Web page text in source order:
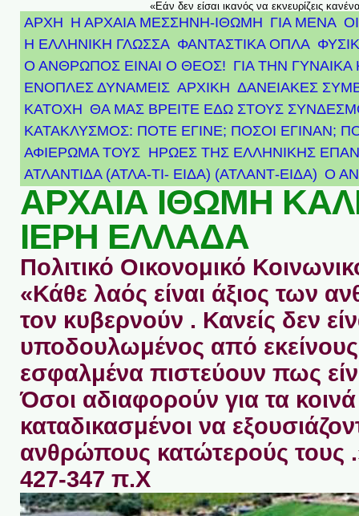
«Εάν δεν είσαι ικανός να εκνευρίζεις
ΑΡΧΗ Η ΑΡΧΑΙΑ ΜΕΣΣΗΝΗ-ΙΘΩΜΗ ΓΙΑ ΜΕΝΑ
Η ΕΛΛΗΝΙΚΗ ΓΛΩΣΣΑ ΦΑΝΤΑΣΤΙΚΑ ΟΠΛΑ
Ο ΑΝΘΡΩΠΟΣ ΕΙΝΑΙ Ο ΘΕΟΣ! ΓΙΑ ΤΗΝ ΓΥΝΑΙΚΑ
ΕΝΟΠΛΕΣ ΔΥΝΑΜΕΙΣ ΑΡΧΙΚΉ ΔΑΝΕΙΑΚΕΣ
ΚΑΤΟΧΗ ΘΑ ΜΑΣ ΒΡΕΙΤΕ ΕΔΩ ΣΤΟΥΣ
ΚΑΤΑΚΛΥΣΜΟΣ: ΠΟΤΕ ΕΓΙΝΕ; ΠΟΣΟΙ ΕΓΙΝΑΝ;
ΑΦΙΈΡΩΜΑ ΤΟΥΣ ΉΡΩΕΣ ΤΗΣ ΕΛΛΗΝΙΚΉΣ
ΑΤΛΑΝΤΊΔΑ (ΑΤΛΑ-ΤΙ- ΕΙΔΑ) (ΑΤΛΑΝΤ-ΕΙΔΑ) Ο
ΑΡΧΑΙΑ ΙΘΩΜΗ
ΙΕΡΗ ΕΛΛΑΔΑ
Πολιτικό Οικονομικό
«Κάθε λαός είναι άξιος των
τον κυβερνούν . Κανείς δεν
υποδουλωμένος από
εσφαλμένα πιστεύουν πως
Όσοι αδιαφορούν για τα κοινά
καταδικασμένοι να
ανθρώπους κατώτερούς τους
427-347 π.Χ